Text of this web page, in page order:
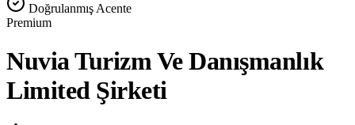
Doğrulanmış Acente
Premium
Nuvia Turizm Ve Danışmanlık
Limited Şirketi